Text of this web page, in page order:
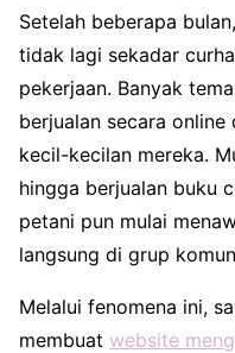
Setelah beberapa
tidak lagi sekadar
pekerjaan. Banyak
berjualan secara
kecil-kecilan mereka.
hingga berjualan buku
petani pun mulai
langsung di grup
Melalui fenomena ini,
membuat website